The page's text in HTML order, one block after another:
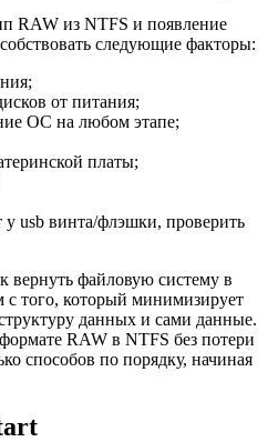
RAW из NTFS и появление
следующие факторы:
от питания;
ОС на любом этапе;
платы;
у usb винта/флэшки, проверить
вернуть файловую систему в
того, который минимизирует
данных и сами данные.
RAW в NTFS без потери
способов по порядку, начиная